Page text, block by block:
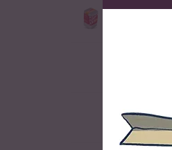
100ml Bio
Salz